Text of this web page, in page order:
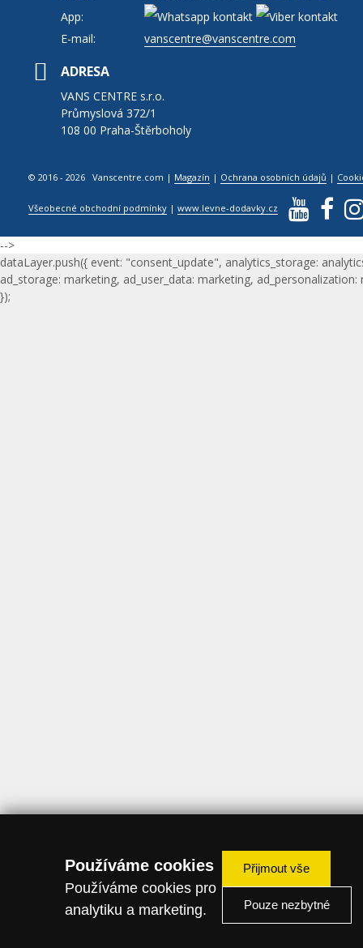
App:
E-mail:
vanscentre@vanscentre.com
ADRESA
VANS CENTRE s.r.o.
Průmyslová 372/1
108 00 Praha-Štěrboholy
© 2016 - 2026 Vanscentre.com | Magazín | Ochrana osobních údajů |
Všeobecné obchodní podmínky |www.levne-dodavky.cz
-->
dataLayer.push({ event: "consent_update", analytics_storage:
ad_storage: marketing, ad_user_data: marketing, ad_personalization:
});
Používáme cookies
Používáme cookies pro
analytiku a marketing.
Přijmout vše
Pouze nezbytné